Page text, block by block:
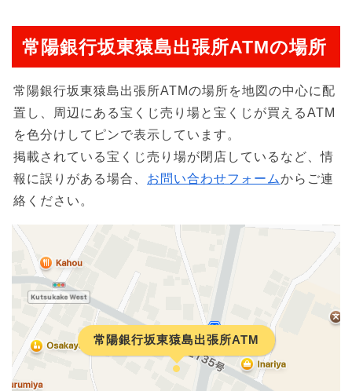
常陽銀行坂東猿島出張所ATMの場所
常陽銀行坂東猿島出張所ATMの場所を地図の中心に配
置し、周辺にある宝くじ売り場と宝くじが買えるATM
を色分けしてピンで表示しています。
掲載されている宝くじ売り場が閉店しているなど、情
報に誤りがある場合、 お問い合わせフォームからご連
絡ください。
常陽銀行坂東猿島出張所ATM